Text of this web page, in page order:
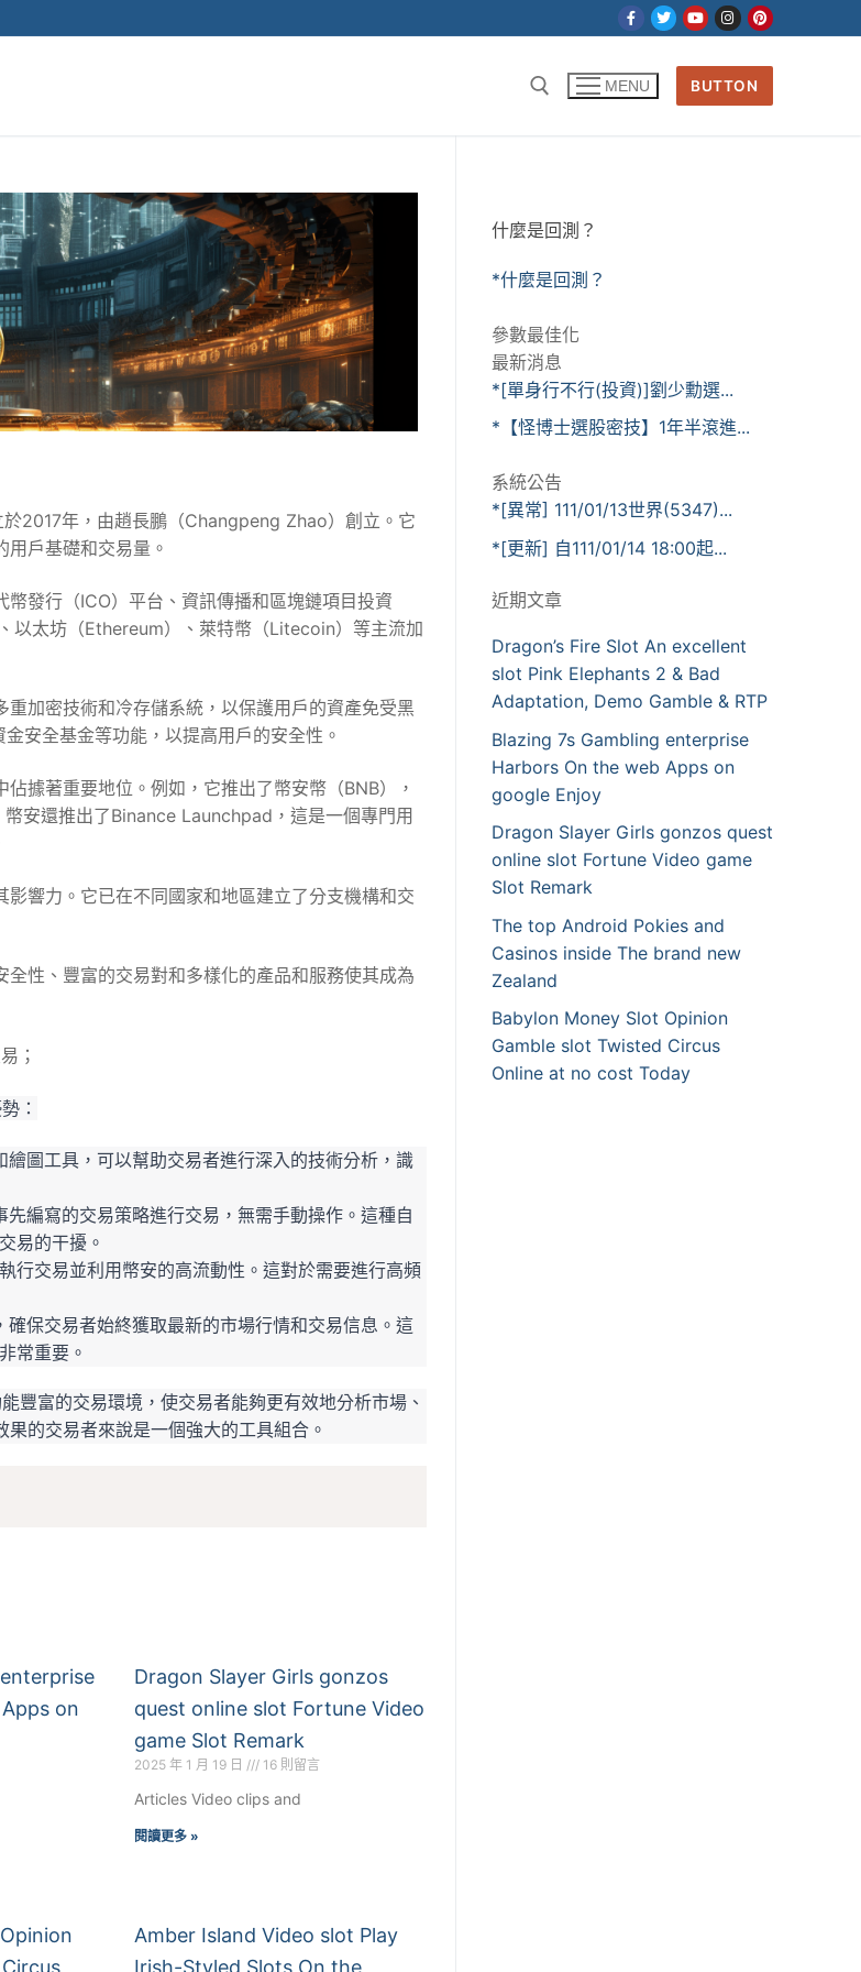
MENU BUTTON
2017年，由趙長鵬（Changpeng Zhao）創立。它
戶基礎和交易量。
發行（ICO）平台、資訊傳播和區塊鏈項目投資
以太坊（Ethereum）、萊特幣（Litecoin）等主流加
加密技術和冷存儲系統，以保護用戶的資產免受黑
安全基金等功能，以提高用戶的安全性。
據著重要地位。例如，它推出了幣安幣（BNB），
安還推出了Binance Launchpad，這是一個專門用
響力。它已在不同國家和地區建立了分支機構和交
性、豐富的交易對和多樣化的產品和服務使其成為
；
：
圖工具，可以幫助交易者進行深入的技術分析，識
編寫的交易策略進行交易，無需手動操作。這種自
易的干擾。
行交易並利用幣安的高流動性。這對於需要進行高頻
保交易者始終獲取最新的市場行情和交易信息。這
常重要。
富的交易環境，使交易者能夠更有效地分析市場、
的交易者來說是一個強大的工具組合。
on
Dragon Slayer Girls gonzos
quest online slot Fortune Video
game Slot Remark
2025 年 1 月 19 日 16 則留言
Articles Video clips and
閱讀更多 »
Amber Island Video slot Play
什麼是回測？
*什麼是回測？
參數最佳化
最新消息
*[單身行不行(投資)]劉少勳選...
*【怪博士選股密技】1年半滾進...
系統公告
*[異常] 111/01/13世界(5347)...
*[更新] 自111/01/14 18:00起...
近期文章
Dragon’s Fire Slot An excellent
slot Pink Elephants 2 & Bad
Adaptation, Demo Gamble & RTP
Blazing 7s Gambling enterprise
Harbors On the web Apps on
google Enjoy
Dragon Slayer Girls gonzos quest
online slot Fortune Video game
Slot Remark
The top Android Pokies and
Casinos inside The brand new
Zealand
Babylon Money Slot Opinion
Gamble slot Twisted Circus
Online at no cost Today